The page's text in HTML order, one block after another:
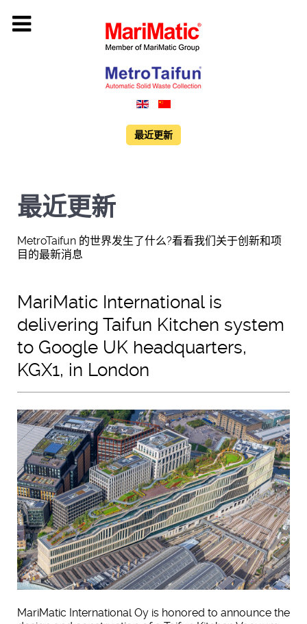
最近更新
最近更新
MetroTaifun 的世界发生了什么?看看我们关于创新和项
目的最新消息
MariMatic International is
delivering Taifun Kitchen system
to Google UK headquarters,
KGX1, in London
MariMatic International Oy is honored to announce the